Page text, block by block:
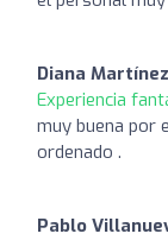
Diana Martínez
Experiencia
muy buena por
ordenado .
Pablo